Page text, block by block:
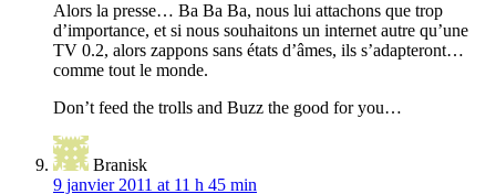
Alors la presse… Ba Ba Ba, nous lui attachons que trop
d’importance, et si nous souhaitons un internet autre qu’une
TV 0.2, alors zappons sans états d’âmes, ils s’adapteront…
comme tout le monde.
Don’t feed the trolls and Buzz the good for you…
Branisk
9 janvier 2011 at 11 h 45 min